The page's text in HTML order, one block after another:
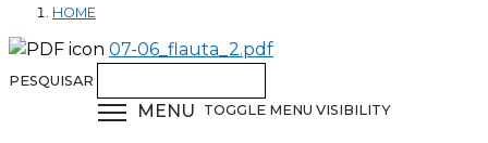
HOME
07-06_flauta_2.pdf
PESQUISAR
MENU TOGGLE MENU VISIBILITY